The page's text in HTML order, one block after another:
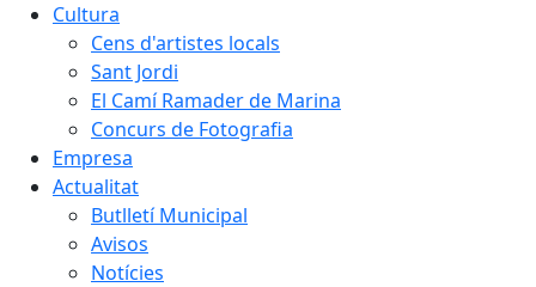
Cultura
Cens d'artistes locals
Sant Jordi
El Camí Ramader de Marina
Concurs de Fotografia
Empresa
Actualitat
Butlletí Municipal
Avisos
Notícies